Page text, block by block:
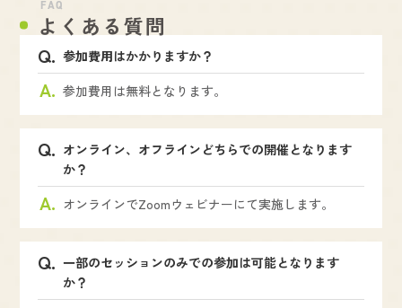
よくある質問
FAQ
参加費用はかかりますか？
参加費用は無料となります。
オンライン、オフラインどちらでの開催となります
か？
オンラインでZoomウェビナーにて実施します。
一部のセッションのみでの参加は可能となります
か？